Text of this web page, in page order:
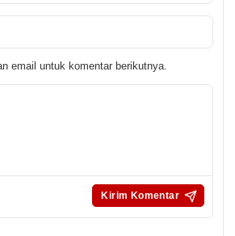
email untuk komentar berikutnya.